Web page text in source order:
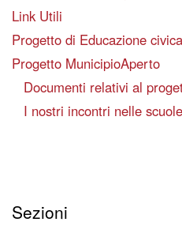
Link Utili
Progetto di Educazione
Progetto MunicipioAperto
Documenti relativi al
I nostri incontri nelle
Sezioni